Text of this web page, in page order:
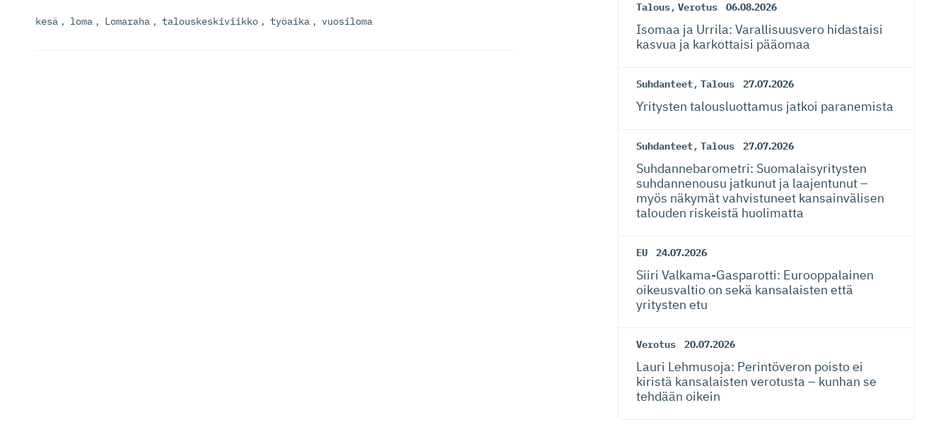
kesä , loma , Lomaraha , talouskeskiviikko , työaika , vuosiloma
Talous, Verotus 06.08.2026
Isomaa ja Urrila: Varallisuusvero hidastaisi
kasvua ja karkottaisi pääomaa
Suhdanteet, Talous 27.07.2026
Yritysten talousluottamus jatkoi paranemista
Suhdanteet, Talous 27.07.2026
Suhdanneba­ro­metri: Suomalaisy­ri­tysten
suhdannenousu jatkunut ja laajentunut –
myös näkymät vahvistuneet kansainvälisen
talouden riskeistä huolimatta
EU 24.07.2026
Siiri Valkama-Gas­pa­rotti: Eurooppalainen
oikeusvaltio on sekä kansalaisten että
yritysten etu
Verotus 20.07.2026
Lauri Lehmusoja: Perintöveron poisto ei
kiristä kansalaisten verotusta – kunhan se
tehdään oikein